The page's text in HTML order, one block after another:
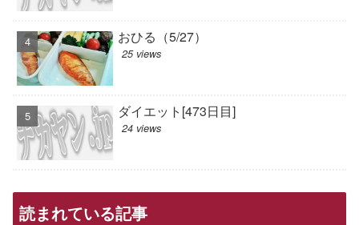
おひる（5/27）
25 views
ダイエット[473日目]
24 views
読まれている記事